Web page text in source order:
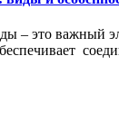
– это важный